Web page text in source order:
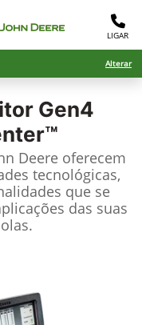
LIGAR
Alterar
Gen4
Deere oferecem
tecnológicas,
que se
das suas